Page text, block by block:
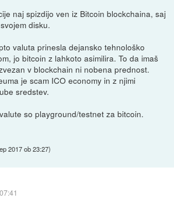
naj spizdijo ven iz Bitcoin blockchaina, saj
disku.
valuta prinesla dejansko tehnološko
jo bitcoin z lahkoto asimilira. To da imaš
v blockchain ni nobena prednost.
je scam ICO economy in z njimi
sredstev.
so playground/testnet za bitcoin.
2017 ob 23:27)